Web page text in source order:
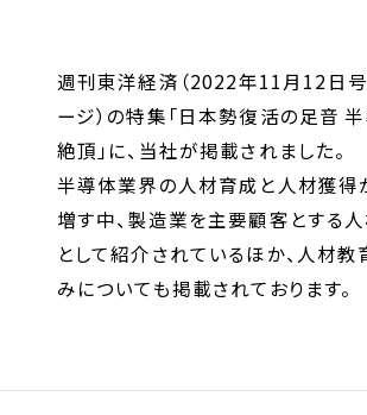
企業情報
トップメッセージ
企業理念
会社概要・沿革
電子公告
週刊東洋経済（2022年11月12日
ージ）の特集「日本勢復活の足音
絶頂」に、当社が掲載されました。
半導体業界の人材育成と人材獲得
増す中、製造業を主要顧客とする
として紹介されているほか、人材教
みについても掲載されております。